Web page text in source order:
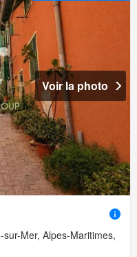
Voir la photo
Mer, Alpes-Maritimes,